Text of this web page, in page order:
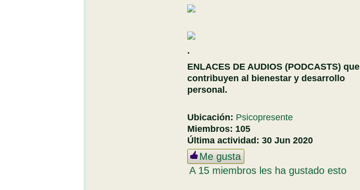
.
ENLACES DE AUDIOS (PODCASTS) que
contribuyen al bienestar y desarrollo
personal.
Ubicación: Psicopresente
Miembros: 105
Última actividad: 30 Jun 2020
Me gusta
A 15 miembros les ha gustado esto